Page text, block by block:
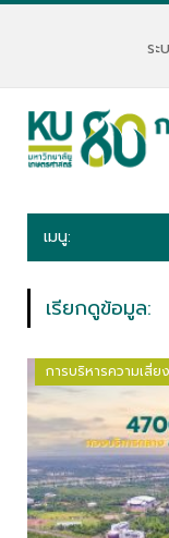
ระ
เมนู:
เรียกดูข้อมูล:
การบริหารความเสี่ยง